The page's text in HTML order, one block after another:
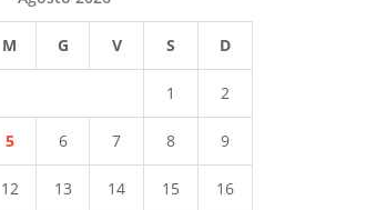
M G V S D
1 2
5 6 7 8 9
12 13 14 15 16